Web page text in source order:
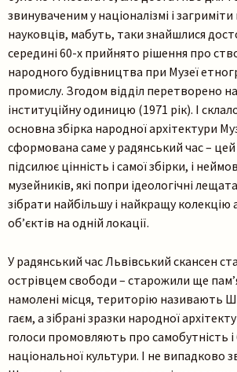
Шукати
звинуваченим у націоналізмі і
науковців, мабуть, таки знайшлися
середині 60-х прийнято рішення про
народного будівництва при Музеї
промислу. Згодом відділ перетворено
інституційну одиницю (1971 рік). І
основна збірка народної архітектури
сформована саме у радянський час –
підсилює цінність і самої збірки, і
музейників, які попри ідеологічні
зібрати найбільшу і найкращу колекцію
об’єктів на одній локації.
У радянський час Львівський скансен
острівцем свободи – старожили ще
намолені місця, територію називають
гаєм, а зібрані зразки народної
голоси промовляють про самобутність і
національної культури. І не випадково